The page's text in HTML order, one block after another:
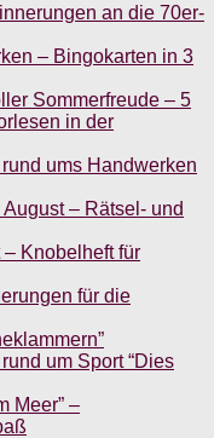
an die 70er-
– Bingokarten in 3
Sommerfreude – 5
in der
ums Handwerken
– Rätsel- und
Knobelheft für
für die
um Sport “Dies
Meer” –